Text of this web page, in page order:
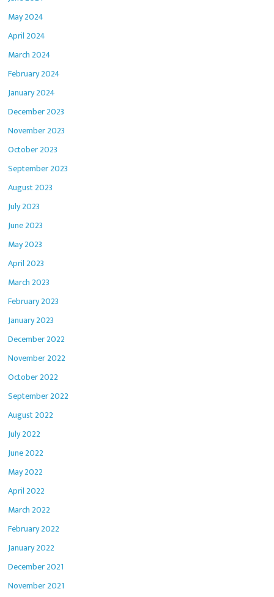
May 2024
April 2024
March 2024
February 2024
January 2024
December 2023
November 2023
October 2023
September 2023
August 2023
July 2023
June 2023
May 2023
April 2023
March 2023
February 2023
January 2023
December 2022
November 2022
October 2022
September 2022
August 2022
July 2022
June 2022
May 2022
April 2022
March 2022
February 2022
January 2022
December 2021
November 2021